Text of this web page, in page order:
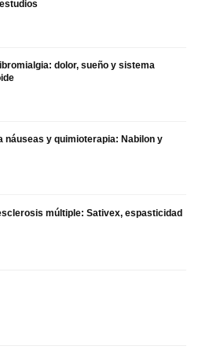
dolor, sueño y sistema
náuseas y quimioterapia: Nabilon y
múltiple: Sativex, espasticidad